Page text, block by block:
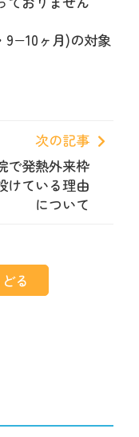
9−10ヶ月)の対象
次の記事
で発熱外来枠
けている理由
について
る